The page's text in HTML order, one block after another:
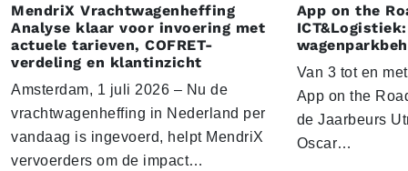
MendriX Vrachtwagenheffing
Analyse klaar voor invoering met
actuele tarieven, COFRET-
verdeling en klantinzicht
Amsterdam, 1 juli 2026 – Nu de
vrachtwagenheffing in Nederland per
vandaag is ingevoerd, helpt MendriX
vervoerders om de impact…
App on the
Van 3 tot en
App on the
de Jaarbeurs
Oscar…